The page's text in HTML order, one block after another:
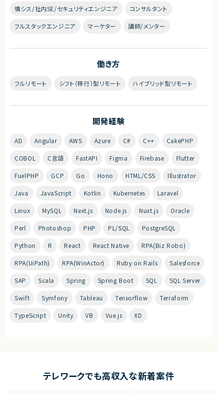
情シス/社内SE/セキュリティエンジニア コンサルタント
フルスタックエンジニア マーケター 講師/メンター
働き方
フルリモート シフト（移行）型リモート ハイブリッド型リモート
開発経験
AD Angular AWS Azure C# C++ CakePHP
COBOL C言語 FastAPI Figma Firebase Flutter
FuelPHP GCP Go Hono HTML/CSS Illustrator
Java JavaScript Kotlin Kubernetes Laravel
Linux MySQL Next.js Node.js Nuxt.js Oracle
Perl Photoshop PHP PL/SQL PostgreSQL
Python R React React Native RPA(Biz Robo)
RPA(UiPath) RPA(WinActor) Ruby on Rails Salesforce
SAP Scala Spring Spring Boot SQL SQL Server
Swift Symfony Tableau Tensorflow Terraform
TypeScript Unity VB Vue.js XD
テレワークでも高収入な新着案件